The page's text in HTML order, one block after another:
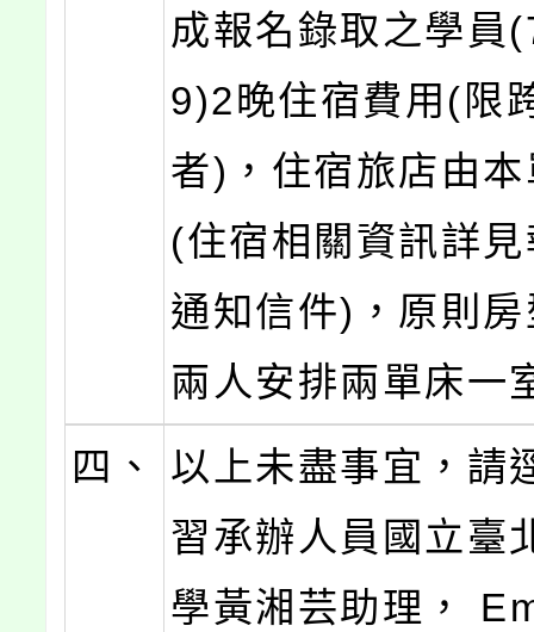
成報名錄取之學員
9)2晚住宿費用(限
者)，住宿旅店由
(住宿相關資訊詳
通知信件)，原則
兩人安排兩單床一
四、
以上未盡事宜，請
習承辦人員國立臺
學黃湘芸助理，